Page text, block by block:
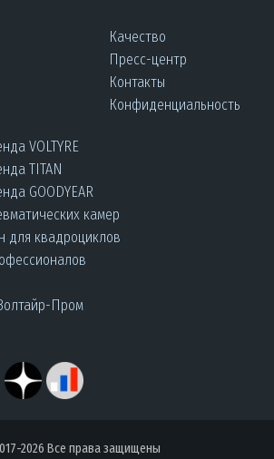
Качество
Пресс-центр
Контакты
Конфиденциальность
VOLTYRE
TITAN
GOODYEAR
камер
для квадроциклов
Пром
2026 Все права защищены